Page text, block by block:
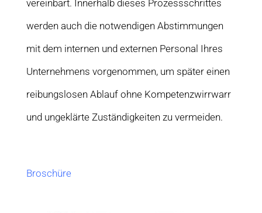
vereinbart. Innerhalb dieses Prozessschrittes
werden auch die notwendigen Abstimmungen
mit dem internen und externen Personal Ihres
Unternehmens vorgenommen, um später einen
reibungslosen Ablauf ohne Kompetenzwirrwarr
und ungeklärte Zuständigkeiten zu vermeiden.
Broschüre